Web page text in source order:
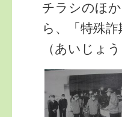
チラシのほ
ら、「特殊
（あいじょ